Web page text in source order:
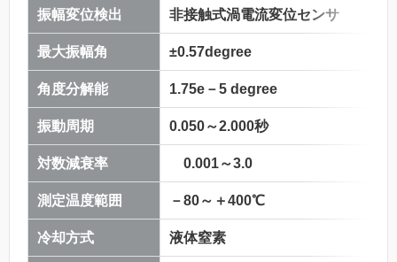
振幅変位検出 非接触式渦電流変位センサ
最大振幅角 ±0.57degree
角度分解能 1.75e－5 degree
振動周期 0.050～2.000秒
対数減衰率 0.001～3.0
測定温度範囲 －80～＋400℃
冷却方式 液体窒素